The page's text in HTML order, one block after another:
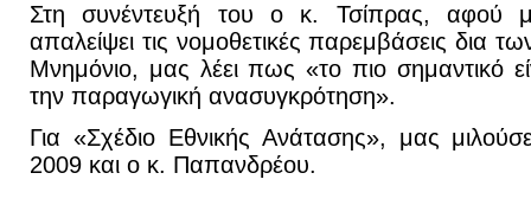
Στη συνέντευξή του ο κ. Τσίπρας, αφού
απαλείψει τις νομοθετικές παρεμβάσεις δια
Μνημόνιο, μας λέει πως «το πιο σημαντικό
την παραγωγική ανασυγκρότηση».
Για «Σχέδιο Εθνικής Ανάτασης», μας
2009 και ο κ. Παπανδρέου.